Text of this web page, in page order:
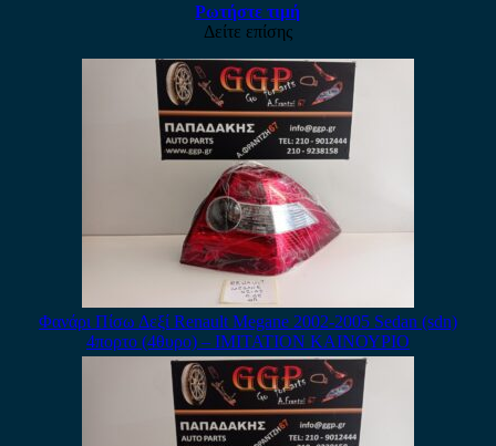
Ρωτήστε τιμή
Δείτε επίσης
Φανάρι Πίσω Δεξί Renault Megane 2002-2005 Sedan (sdn)
4πορτο (4θυρο) – IMITATION ΚΑΙΝΟΥΡΙΟ